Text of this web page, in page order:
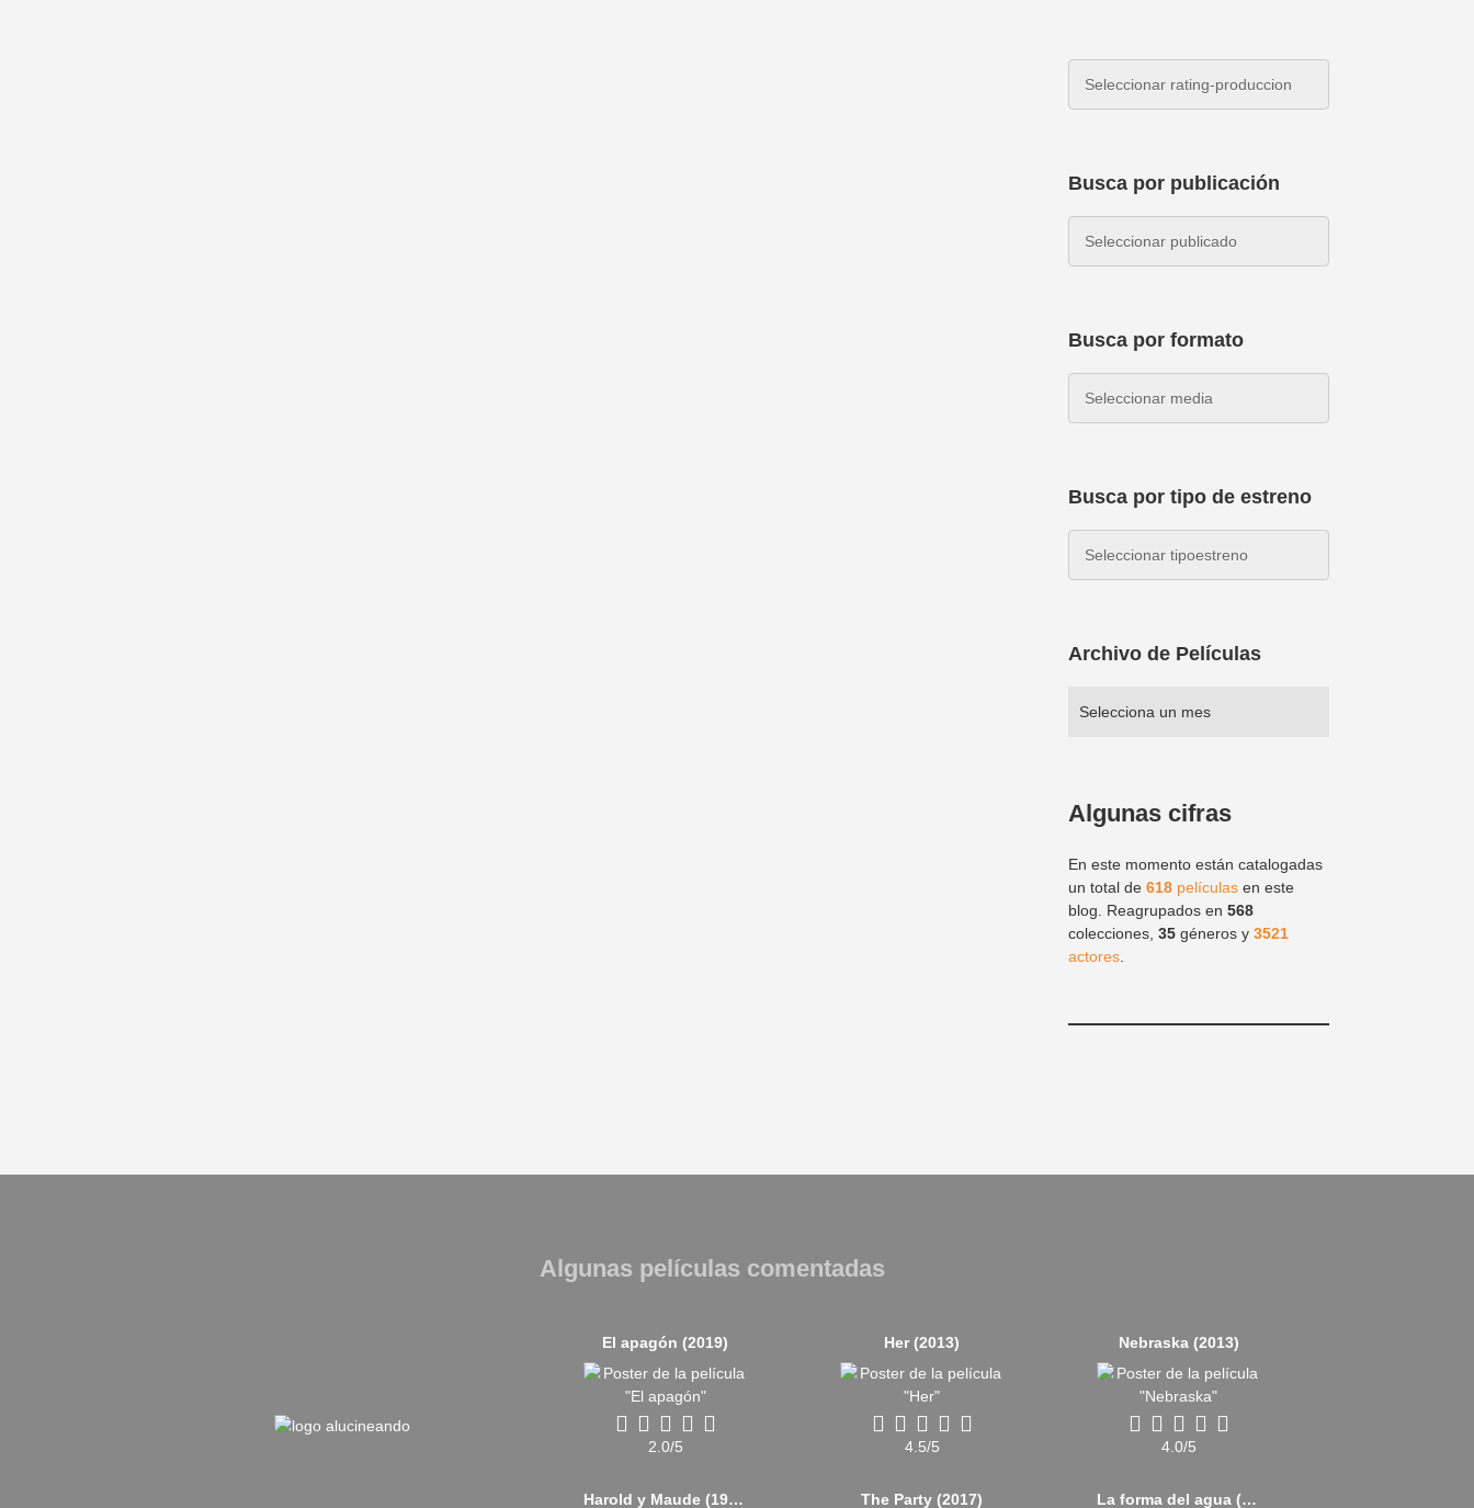
Busca por publicación
Busca por formato
Busca por tipo de estreno
Archivo de Películas
Algunas cifras
En este momento están catalogadas
un total de618 películas en este
blog. Reagrupados en568
colecciones,35 géneros y3521
actores
Algunas películas comentadas
El apagón (2019)
2.0/5
Her (2013)
4.5/5
Nebraska (2013)
4.0/5
Harold y Maude (1971) The Party (2017) La forma del agua (2017)